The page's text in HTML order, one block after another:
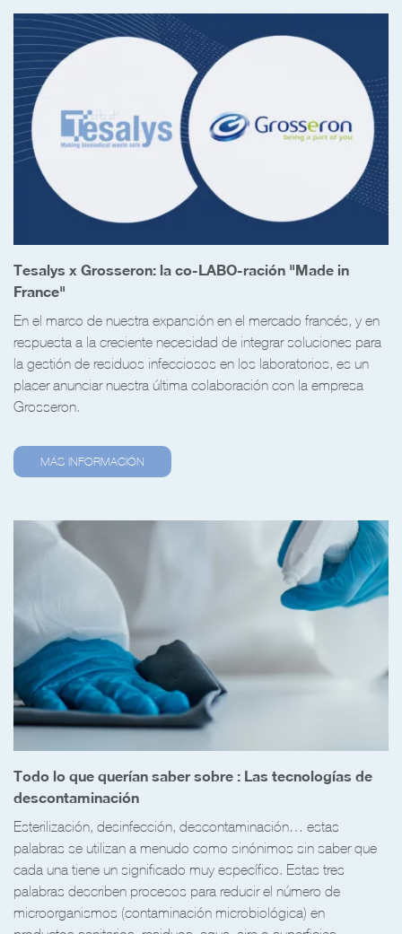
Tesalys x Grosseron: la co-LABO-ración "Made in
France"
En el marco de nuestra expansión en el mercado francés, y en
respuesta a la creciente necesidad de integrar soluciones para
la gestión de residuos infecciosos en los laboratorios, es un
placer anunciar nuestra última colaboración con la empresa
Grosseron
MÁS INFORMACIÓN
Todo lo que querían saber sobre : Las tecnologías de
descontaminación
Esterilización, desinfección, descontaminación… estas
palabras se utilizan a menudo como sinónimos sin saber que
cada una tiene un significado muy específico. Estas tres
palabras describen procesos para reducir el número de
microorganismos (contaminación microbiológica) en